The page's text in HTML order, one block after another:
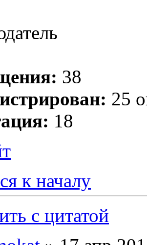
38
25
18
к началу
с цитатой